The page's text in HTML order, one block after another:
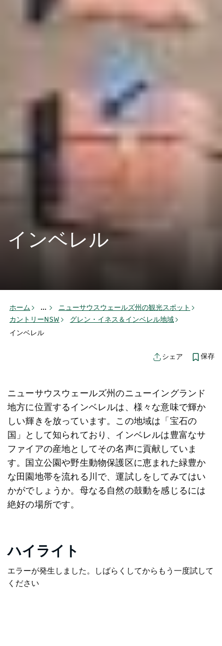
インベレル
ホーム ...
ニューサウスウェールズ州の観光スポット
カントリーNSW
グレン・イネス＆インベレル地域
インベレル
シェア 保存
ニューサウスウェールズ州のニューイングランド
地方に位置するインベレルは、様々な意味で輝か
しい輝きを放っています。この地域は「宝石の
国」として知られており、インベレルは豊富なサ
ファイアの産地としてその名声に貢献していま
す。国立公園や野生動物保護区に恵まれた緑豊か
な田園地帯を流れる川で、運試しをしてみてはい
かがでしょうか。母なる自然の鼓動を感じるには
絶好の場所です。
ハイライト
エラーが発生しました。しばらくしてからもう一度試して
ください